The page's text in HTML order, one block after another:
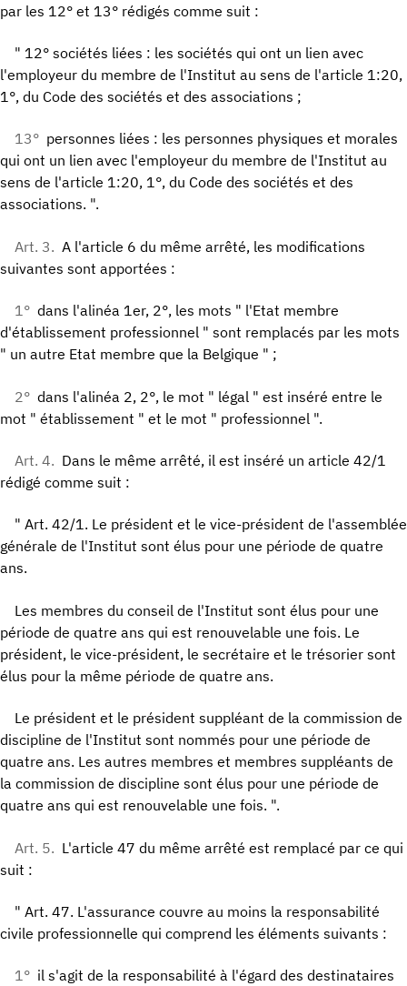
par les 12° et 13° rédigés comme suit :
" 12° sociétés liées : les sociétés qui ont un lien avec
l'employeur du membre de l'Institut au sens de l'article 1:20,
1°, du Code des sociétés et des associations ;
13° personnes liées : les personnes physiques et morales
qui ont un lien avec l'employeur du membre de l'Institut au
sens de l'article 1:20, 1°, du Code des sociétés et des
associations. ".
Art. 3. A l'article 6 du même arrêté, les modifications
suivantes sont apportées :
1° dans l'alinéa 1er, 2°, les mots " l'Etat membre
d'établissement professionnel " sont remplacés par les mots
" un autre Etat membre que la Belgique " ;
2° dans l'alinéa 2, 2°, le mot " légal " est inséré entre le
mot " établissement " et le mot " professionnel ".
Art. 4. Dans le même arrêté, il est inséré un article 42/1
rédigé comme suit :
" Art. 42/1. Le président et le vice-président de l'assemblée
générale de l'Institut sont élus pour une période de quatre
ans.
Les membres du conseil de l'Institut sont élus pour une
période de quatre ans qui est renouvelable une fois. Le
président, le vice-président, le secrétaire et le trésorier sont
élus pour la même période de quatre ans.
Le président et le président suppléant de la commission de
discipline de l'Institut sont nommés pour une période de
quatre ans. Les autres membres et membres suppléants de
la commission de discipline sont élus pour une période de
quatre ans qui est renouvelable une fois. ".
Art. 5. L'article 47 du même arrêté est remplacé par ce qui
suit :
" Art. 47. L'assurance couvre au moins la responsabilité
civile professionnelle qui comprend les éléments suivants :
1° il s'agit de la responsabilité à l'égard des destinataires